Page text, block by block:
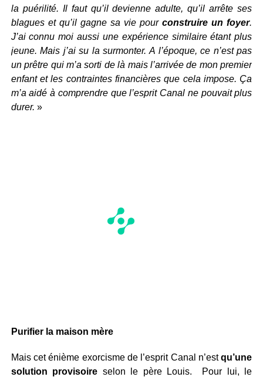
la puérilité. Il faut qu’il devienne adulte, qu’il arrête ses
blagues et qu’il gagne sa vie pourconstruire un foyer.
J’ai connu moi aussi une expérience similaire étant plus
jeune. Mais j’ai su la surmonter. A l’époque, ce n’est pas
un prêtre qui m’a sorti de là mais l’arrivée de mon premier
enfant et les contraintes financières que cela impose. Ça
m’a aidé à comprendre que l’esprit Canal ne pouvait plus
durer. »
Purifier la maison mère
Mais cet énième exorcisme de l’esprit Canal n’estqu’une
solution provisoire selon le père Louis. Pour lui, le